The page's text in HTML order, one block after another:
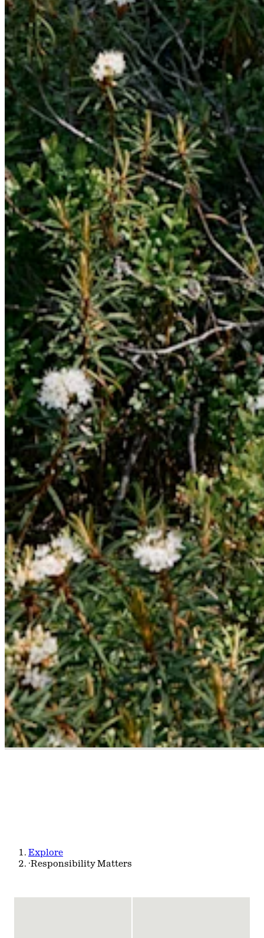
Explore
·Responsibility Matters